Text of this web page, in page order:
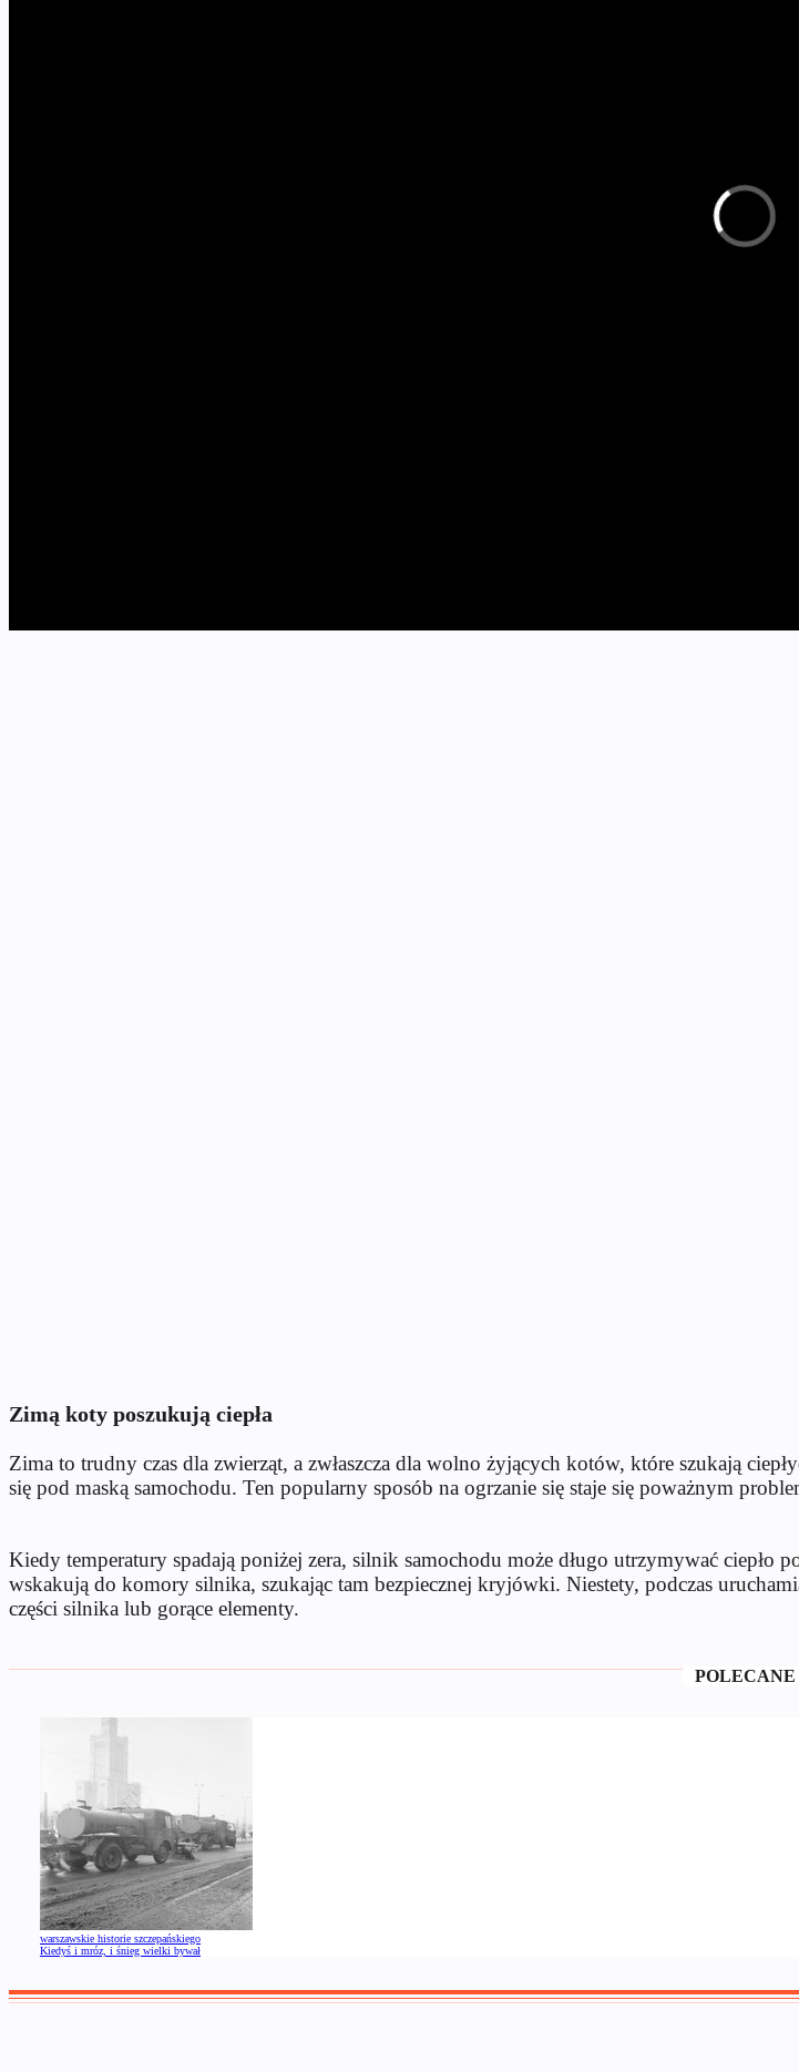
Zimą koty poszukują ciepła
Zima to trudny czas dla zwierząt, a zwłaszcza dla wolno żyjących kotów, które szukają
się pod maską samochodu. Ten popularny sposób na ogrzanie się staje się poważnym
Kiedy temperatury spadają poniżej zera, silnik samochodu może długo utrzymywać ciepło
wskakują do komory silnika, szukając tam bezpiecznej kryjówki. Niestety, podczas
części silnika lub gorące elementy.
POLECANE
warszawskie historie szczepańskiego
Kiedyś i mróz, i śnieg wielki bywał